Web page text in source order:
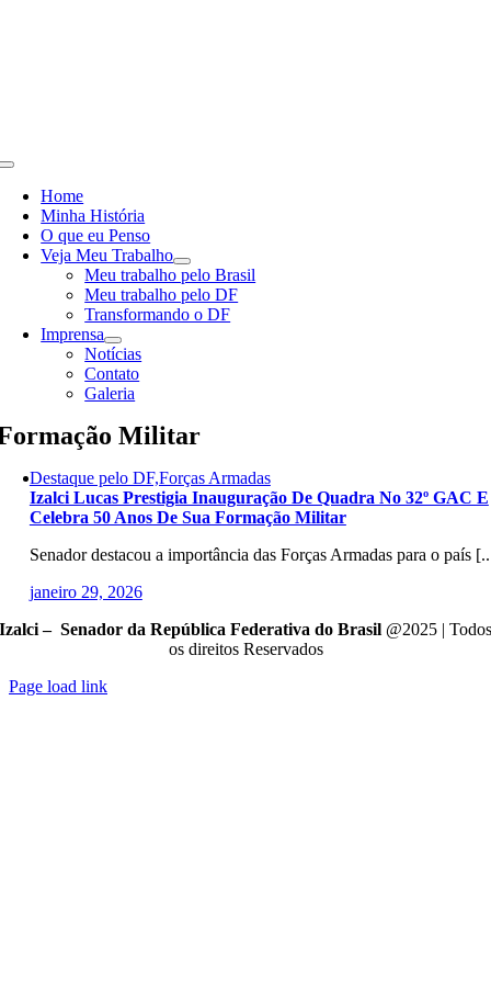
Toggle
NavigationHome
Minha História
O que eu Penso
Veja Meu Trabalho
Meu trabalho pelo Brasil
Meu trabalho pelo DF
Transformando o DF
Imprensa
Notícias
Contato
Galeria
Militar
Destaque pelo DF,Forças Armadas
Izalci Lucas Prestigia Inauguração De Quadra No 32º GAC E
Celebra 50 Anos De Sua Formação Militar
Senador destacou a importância das Forças Armadas para o país
janeiro 29, 2026
Izalci – Senador da República Federativa do Brasil @2025 | Todos
os direitos Reservados
Page load link